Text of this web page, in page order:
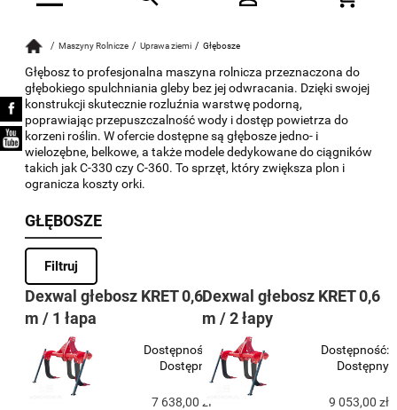
Maszyny Rolnicze Uprawa ziemi Głębosze
Głębosz to profesjonalna maszyna rolnicza przeznaczona do
głębokiego spulchniania gleby bez jej odwracania. Dzięki swojej
konstrukcji skutecznie rozluźnia warstwę podorną,
poprawiając przepuszczalność wody i dostęp powietrza do
korzeni roślin. W ofercie dostępne są głębosze jedno- i
wielozębne, belkowe, a także modele dedykowane do ciągników
takich jak C-330 czy C-360. To sprzęt, który zwiększa plon i
ogranicza koszty orki.
GŁĘBOSZE
Filtruj
Dexwal głebosz KRET 0,6
m / 1 łapa
Dostępność:
Dostępny
7 638,00 zł
Dexwal głebosz KRET 0,6
m / 2 łapy
Dostępność:
Dostępny
9 053,00 zł